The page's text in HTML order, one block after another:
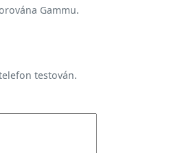
Gammu.
testován.